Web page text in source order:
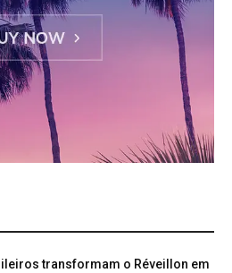
transformam o Réveillon em